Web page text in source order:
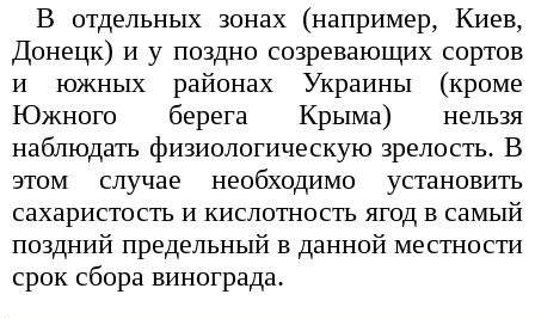
В отдельных зонах (например, Киев,
Донецк) и у поздно созревающих сортов
и южных районах Украины (кроме
Южного берега Крыма) нельзя
наблюдать физиологическую зрелость. В
этом случае необходимо установить
сахаристость и кислотность ягод в самый
поздний предельный в данной местности
срок сбора винограда.